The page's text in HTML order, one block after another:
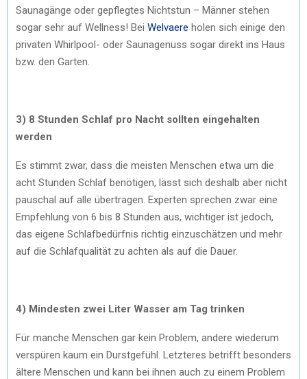
Saunagänge oder gepflegtes Nichtstun – Männer stehen
sogar sehr auf Wellness! Bei Welvaere holen sich einige den
privaten Whirlpool- oder Saunagenuss sogar direkt ins Haus
bzw. den Garten.
3) 8 Stunden Schlaf pro Nacht sollten eingehalten
werden
Es stimmt zwar, dass die meisten Menschen etwa um die
acht Stunden Schlaf benötigen, lässt sich deshalb aber nicht
pauschal auf alle übertragen. Experten sprechen zwar eine
Empfehlung von 6 bis 8 Stunden aus, wichtiger ist jedoch,
das eigene Schlafbedürfnis richtig einzuschätzen und mehr
auf die Schlafqualität zu achten als auf die Dauer.
4) Mindesten zwei Liter Wasser am Tag trinken
Für manche Menschen gar kein Problem, andere wiederum
verspüren kaum ein Durstgefühl. Letzteres betrifft besonders
ältere Menschen und kann bei ihnen auch zu einem Problem